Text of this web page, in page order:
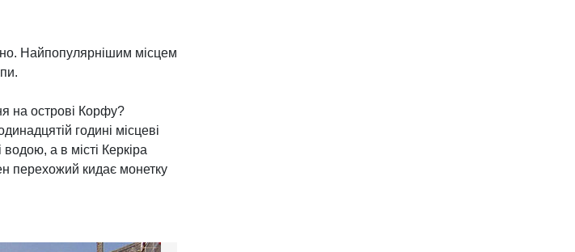
Найпопулярнішим місцем
на острові Корфу?
годині місцеві
водою, а в місті Керкіра
перехожий кидає монетку